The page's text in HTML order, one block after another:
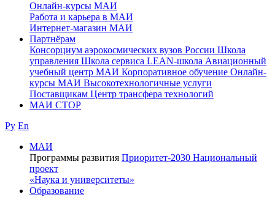
Онлайн-курсы МАИ
Работа и карьера в МАИ
Интернет-магазин МАИ
Партнёрам
Консорциум аэрокосмических вузов России Школа
управления Школа сервиса LEAN-школа Авиационный
учебный центр МАИ Корпоративное обучение Онлайн-
курсы МАИ Высокотехнологичные услуги
Поставщикам Центр трансфера технологий
МАИ СТОР
Ру En
МАИ
Программы развития Приоритет-2030 Национальный
проект
«Наука и университеты»
Образование